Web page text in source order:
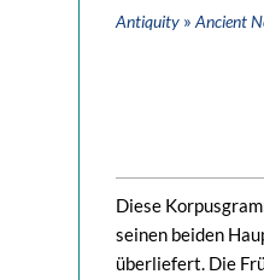
Antiquity » Ancient
Diese
seinen beiden
überliefert. Die